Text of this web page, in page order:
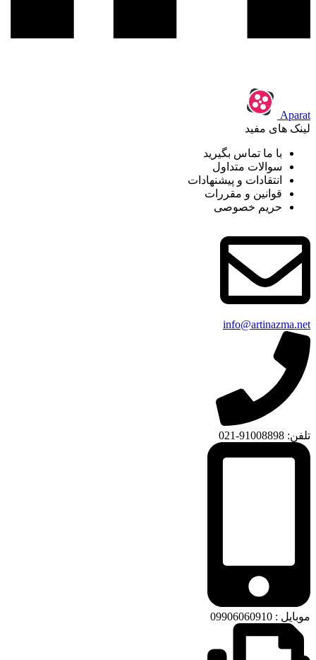
Aparat
لینک های مفید
با ما تماس بگیرید
سوالات متداول
انتقادات و پیشنهادات
قوانین و مقررات
حریم خصوصی
info@artinazma.net
تلفن: 91008898-021
موبایل : 09906060910